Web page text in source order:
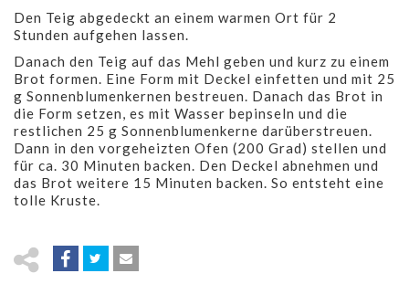
Den Teig abgedeckt an einem warmen Ort für 2
Stunden aufgehen lassen.
Danach den Teig auf das Mehl geben und kurz zu einem
Brot formen. Eine Form mit Deckel einfetten und mit 25
g Sonnenblumenkernen bestreuen. Danach das Brot in
die Form setzen, es mit Wasser bepinseln und die
restlichen 25 g Sonnenblumenkerne darüberstreuen.
Dann in den vorgeheizten Ofen (200 Grad) stellen und
für ca. 30 Minuten backen. Den Deckel abnehmen und
das Brot weitere 15 Minuten backen. So entsteht eine
tolle Kruste.